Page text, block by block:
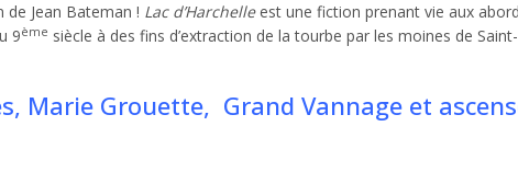
Jean Bateman ! Lac d’Harchelleest une fiction prenant vie aux
9ème siècle à des fins d’extraction de la tourbe par les moines de
Marie Grouette, Grand Vannage et